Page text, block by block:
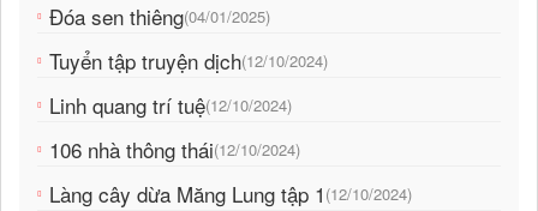
Đóa sen thiêng(04/01/2025)
Tuyển tập truyện dịch(12/10/2024)
Linh quang trí tuệ(12/10/2024)
106 nhà thông thái(12/10/2024)
Làng cây dừa Măng Lung tập 1 (12/10/2024)